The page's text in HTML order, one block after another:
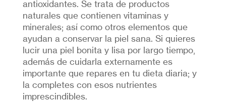
antioxidantes. Se trata de productos
naturales que contienen vitaminas y
minerales; así como otros elementos que
ayudan a conservar la piel sana. Si quieres
lucir una piel bonita y lisa por largo tiempo,
además de cuidarla externamente es
importante que repares en tu dieta diaria; y
la completes con esos nutrientes
imprescindibles.